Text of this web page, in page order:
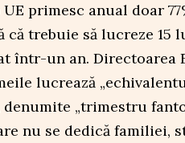
primesc anual doar
că trebuie să lucreze
într-un an. Directoarea
lucrează
„trimestru
nu se dedică